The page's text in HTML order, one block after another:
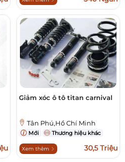
Giảm xóc ô tô titan carnival
Tân Phú,Hồ Chí Minh
Mới Thương hiệu khác
Xem thêm 30,5 Triệu